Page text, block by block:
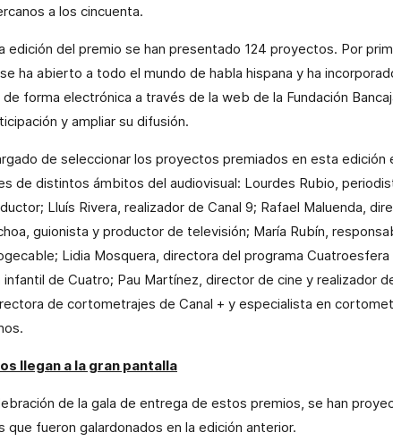
a los cincuenta.
edición del premio se han presentado 124 proyectos. Por
ha abierto a todo el mundo de habla hispana y ha
forma electrónica a través de la web de la Fundación
y ampliar su difusión.
de seleccionar los proyectos premiados en esta
de distintos ámbitos del audiovisual: Lourdes Rubio,
Lluís Rivera, realizador de Canal 9; Rafael Maluenda,
guionista y productor de televisión; María Rubín,
Lidia Mosquera, directora del programa
infantil de Cuatro; Pau Martínez, director de cine y realizador
de cortometrajes de Canal + y especialista en
llegan a la gran pantalla
de la gala de entrega de estos premios, se han
fueron galardonados en la edición anterior.